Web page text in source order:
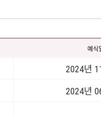
예식
2024년
2024년